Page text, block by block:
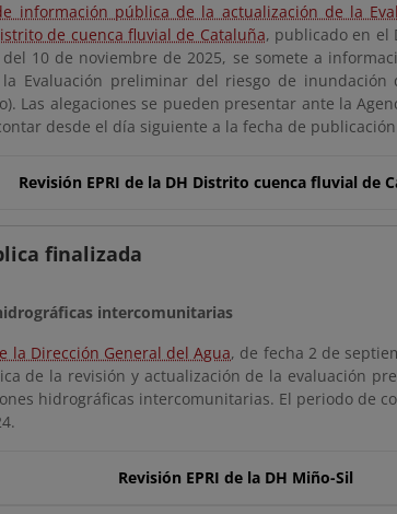
información pública de la actualización de la
de cuenca fluvial de Cataluña, publicado en el
del 10 de noviembre de 2025, se somete a
Evaluación preliminar del riesgo de
Las alegaciones se pueden presentar ante la
desde el día siguiente a la fecha de
Revisión EPRI de la DH Distrito cuenca fluvial de
finalizada
intercomunitarias
la Dirección General del Agua, de fecha 2 de
de la revisión y actualización de la evaluación
hidrográficas intercomunitarias. El periodo de
Revisión EPRI de la DH Miño-Sil